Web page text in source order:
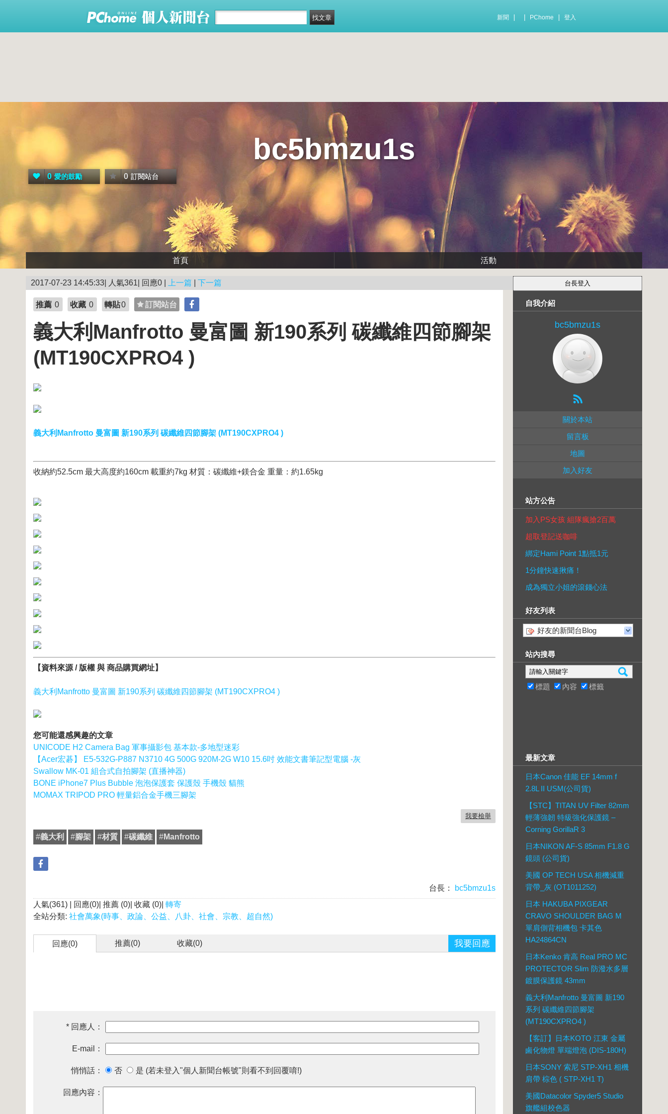
新聞 PChome 登入
bc5bmzu1s
0 愛的鼓勵 0 訂閱站台
首頁 活動
2017-07-23 14:45:33| 人氣361| 回應0 | 上一篇 下一篇
推薦 0 收藏 0 轉貼0 訂閱站台
義大利Manfrotto 曼富圖 新190系列 碳纖維四節腳架
(MT190CXPRO4 )
義大利Manfrotto 曼富圖 新190系列 碳纖維四節腳架 (MT190CXPRO4 )
收納約52.5cm 最大高度約160cm 載重約7kg 材質：碳纖維+鎂合金 重量：約1.65kg
【資料來源 / 版權 與 商品購買網址】
義大利Manfrotto 曼富圖 新190系列 碳纖維四節腳架 (MT190CXPRO4 )
您可能還感興趣的文章
UNICODE H2 Camera Bag 軍事攝影包 基本款-多地型迷彩
【Acer宏碁】 E5-532G-P887 N3710 4G 500G 920M-2G W10 15.6吋 效能文書筆記型電腦 -灰
Swallow MK-01 組合式自拍腳架 (直播神器)
BONE iPhone7 Plus Bubble 泡泡保護套 保護殼 手機殼 貓熊
MOMAX TRIPOD PRO 輕量鋁合金手機三腳架
我要檢舉
#義大利 #腳架 #材質 #碳纖維 #Manfrotto
台長：
bc5bmzu1s
人氣(361) | 回應(0)| 推薦 (0)| 收藏 (0)| 轉寄
全站分類: 社會萬象(時事、政論、公益、八卦、社會、宗教、超自然)
回應(0) 推薦(0) 收藏(0) 我要回應
* 回應人：
E-mail：
悄悄話： 否 是 (若未登入"個人新聞台帳號"則看不到回覆唷!)
回應內容：
自我介紹
bc5bmzu1s
關於本站
留言板
地圖
加入好友
站方公告
加入PS女孩 組隊瘋搶2百萬
超取登記送咖啡
綁定Hami Point 1點抵1元
1分鐘快速揪痛！
成為獨立小姐的滾錢心法
好友列表
好友的新聞台Blog
站內搜尋
標題 內容 標籤
最新文章
日本Canon 佳能 EF 14mm f
2.8L II USM(公司貨)
【STC】TITAN UV Filter 82mm
輕薄強韌 特級強化保護鏡 –
Corning GorillaR 3
日本NIKON AF-S 85mm F1.8 G
鏡頭 (公司貨)
美國 OP TECH USA 相機減重
背帶_灰 (OT1011252)
日本 HAKUBA PIXGEAR
CRAVO SHOULDER BAG M
單肩側背相機包 卡其色
HA24864CN
日本Kenko 肯高 Real PRO MC
PROTECTOR Slim 防潑水多層
鍍膜保護鏡 43mm
義大利Manfrotto 曼富圖 新190
系列 碳纖維四節腳架
(MT190CXPRO4 )
【客訂】日本KOTO 江東 金屬
鹵化物燈 單端燈泡 (DIS-180H)
日本SONY 索尼 STP-XH1 相機
肩帶 棕色 ( STP-XH1 T)
美國Datacolor Spyder5 Studio
旗艦組校色器